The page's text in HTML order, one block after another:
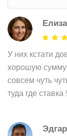
У них кстати
хорошую сумму
совсем чуть
туда где
Эдгар